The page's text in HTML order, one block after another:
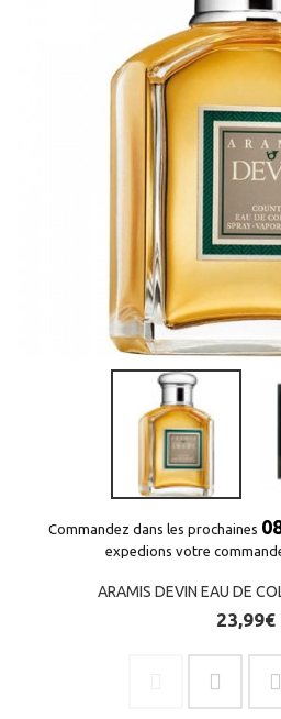
Commandez dans les prochaines
expedions votre
ARAMIS DEVIN EAU DE
23,99€